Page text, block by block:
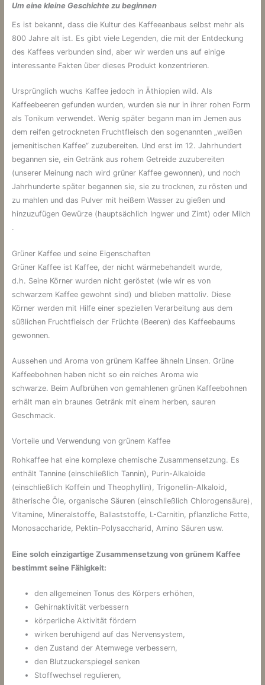
Um eine kleine Geschichte zu beginnen
Es ist bekannt, dass die Kultur des Kaffeeanbaus selbst mehr als
800 Jahre alt ist. Es gibt viele Legenden, die mit der Entdeckung
des Kaffees verbunden sind, aber wir werden uns auf einige
interessante Fakten über dieses Produkt konzentrieren.
Ursprünglich wuchs Kaffee jedoch in Äthiopien wild. Als
Kaffeebeeren gefunden wurden, wurden sie nur in ihrer rohen Form
als Tonikum verwendet. Wenig später begann man im Jemen aus
dem reifen getrockneten Fruchtfleisch den sogenannten „weißen
jemenitischen Kaffee“ zuzubereiten. Und erst im 12. Jahrhundert
begannen sie, ein Getränk aus rohem Getreide zuzubereiten
(unserer Meinung nach wird grüner Kaffee gewonnen), und noch
Jahrhunderte später begannen sie, sie zu trocknen, zu rösten und
zu mahlen und das Pulver mit heißem Wasser zu gießen und
hinzuzufügen Gewürze (hauptsächlich Ingwer und Zimt) oder Milch
.
Grüner Kaffee und seine Eigenschaften
Grüner Kaffee ist Kaffee, der nicht wärmebehandelt wurde,
d.h. Seine Körner wurden nicht geröstet (wie wir es von
schwarzem Kaffee gewohnt sind) und blieben mattoliv. Diese
Körner werden mit Hilfe einer speziellen Verarbeitung aus dem
süßlichen Fruchtfleisch der Früchte (Beeren) des Kaffeebaums
gewonnen.
Aussehen und Aroma von grünem Kaffee ähneln Linsen. Grüne
Kaffeebohnen haben nicht so ein reiches Aroma wie
schwarze. Beim Aufbrühen von gemahlenen grünen Kaffeebohnen
erhält man ein braunes Getränk mit einem herben, sauren
Geschmack.
Vorteile und Verwendung von grünem Kaffee
Rohkaffee hat eine komplexe chemische Zusammensetzung. Es
enthält Tannine (einschließlich Tannin), Purin-Alkaloide
(einschließlich Koffein und Theophyllin), Trigonellin-Alkaloid,
ätherische Öle, organische Säuren (einschließlich Chlorogensäure),
Vitamine, Mineralstoffe, Ballaststoffe, L-Carnitin, pflanzliche Fette,
Monosaccharide, Pektin-Polysaccharid, Amino Säuren usw.
Eine solch einzigartige Zusammensetzung von grünem Kaffee
bestimmt seine Fähigkeit:
den allgemeinen Tonus des Körpers erhöhen,
Gehirnaktivität verbessern
körperliche Aktivität fördern
wirken beruhigend auf das Nervensystem,
den Zustand der Atemwege verbessern,
den Blutzuckerspiegel senken
Stoffwechsel regulieren,